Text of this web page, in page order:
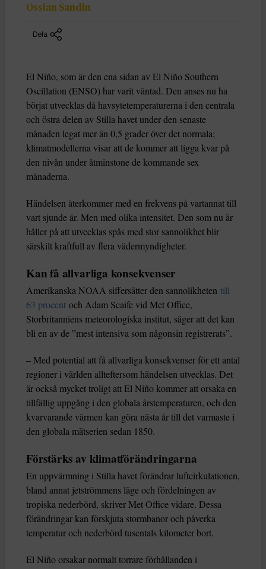
Ossian Sandin
Dela
El Niño, som är den ena sidan av El Niño Southern
Oscillation (ENSO) har varit väntad. Den anses nu ha
börjat utvecklas då havsytetemperaturerna i den centrala
och östra delen av Stilla havet under den senaste
månaden legat mer än 0,5 grader över det normala;
klimatmodellerna visar att de kommer att ligga kvar på
den nivån under åtminstone de kommande sex
månaderna.
Händelsen återkommer med en frekvens på vartannat till
vart sjunde år. Men med olika intensitet. Den som nu är
håller på att utvecklas spås med stor sannolikhet blir
särskilt kraftfull av flera vädermyndigheter.
Kan få allvarliga konsekvenser
Amerikanska NOAA siffersätter den sannolikheten till
63 procent och Adam Scaife vid Met Office,
Storbritanniens meteorologiska institut, säger att det kan
bli en av de ”mest intensiva som någonsin registrerats”.
– Med potential att få allvarliga konsekvenser för ett antal
regioner i världen allteftersom händelsen utvecklas. Det
är också mycket troligt att El Niño kommer att orsaka en
tillfällig uppgång i den globala årstemperaturen, och den
kvarvarande värmen kan göra nästa år till det varmaste i
den globala mätserien sedan 1850.
Förstärks av klimatförändringarna
En uppvärmning i Stilla havet förändrar luftcirkulationen,
bland annat jetströmmens läge och fördelningen av
tropiska nederbörd, skriver Met Office vidare. Dessa
förändringar kan förskjuta stormbanor och påverka
temperatur och nederbörd tusentals kilometer bort.
El Niño orsakar normalt torrare förhållanden i